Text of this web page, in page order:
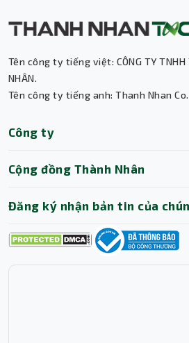
Tên công ty tiếng việt: CÔNG TY TNHH
NHÂN.
Tên công ty tiếng anh: Thanh Nhan
Công ty
Cộng đồng Thành Nhân
Đăng ký nhận bản tin của
Trợ lý AI • Phản hồi tức thì